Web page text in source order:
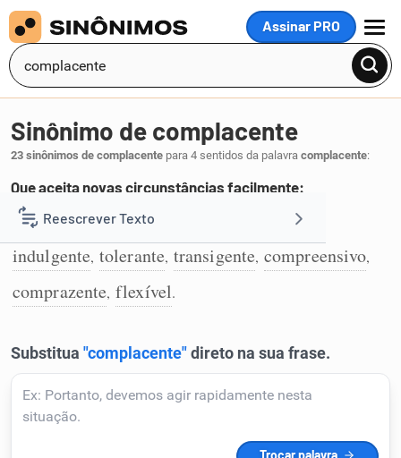
Assinar PRO
MENU
Reescrever Texto
Resumir Texto
Detector de IA
Humanizador de IA
Sinônimo de complacente
23 sinônimos de complacente para 4 sentidos da palavra complacente:
Que aceita novas circunstâncias facilmente:
1 benevolente,condescendente dúctil
indulgente, tolerante, transigente, compreensivo,
comprazente, flexível.